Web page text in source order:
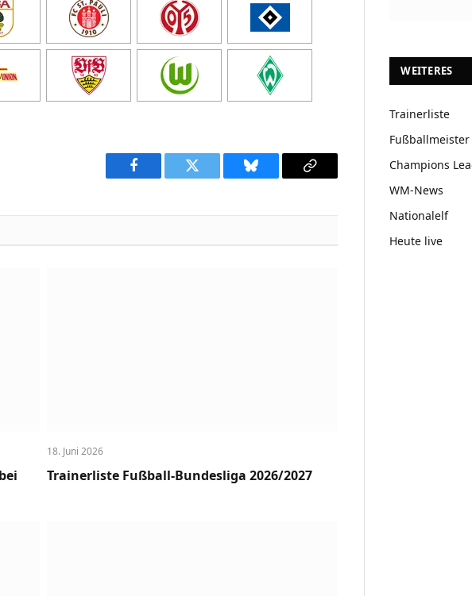
Facebook Twitter Bluesky
Copy
18. Juni 2026
Trainerliste Fußball-Bundesliga 2026/2027
WEITERES
Trainerliste
Fußballmeister
Champions
WM-News
Nationalelf
Heute live